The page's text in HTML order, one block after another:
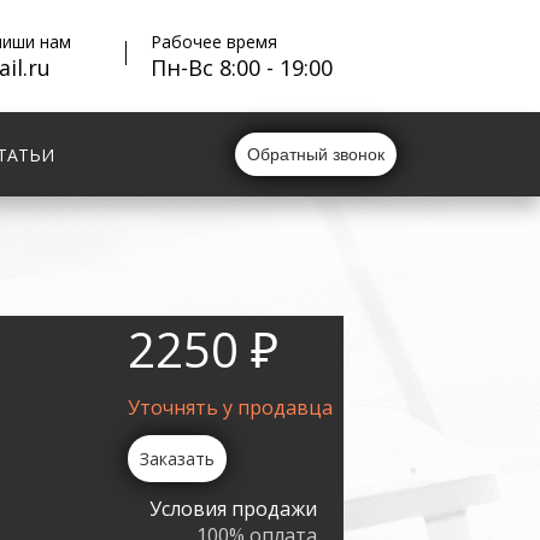
нам Рабочее время
Пн-Вс 8:00 - 19:00
Обратный звонок
2250 ₽
Уточнять у продавца
Заказать
Условия продажи